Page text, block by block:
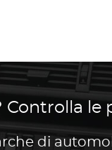
le
di